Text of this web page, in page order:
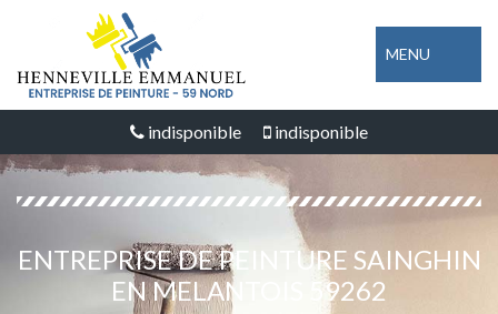
MENU
indisponible indisponible
ENTREPRISE DE PEINTURE SAINGHIN
EN MELANTOIS 59262